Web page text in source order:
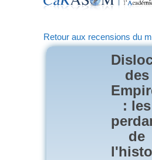
Retour aux recensions du
des
: les
de